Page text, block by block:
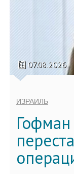
07.08.2026
ИЗРАИЛЬ